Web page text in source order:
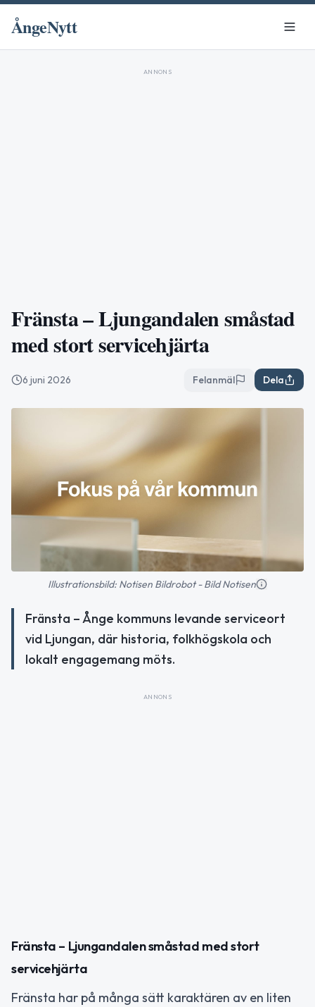
ÅngeNytt
ANNONS
Fränsta – Ljungandalen småstad
med stort servicehjärta
6 juni 2026 Felanmäl Dela
Illustrationsbild: Notisen Bildrobot - Bild Notisen
Fränsta – Ånge kommuns levande serviceort
vid Ljungan, där historia, folkhögskola och
lokalt engagemang möts.
ANNONS
Fränsta – Ljungandalen småstad med stort
servicehjärta
Fränsta har på många sätt karaktären av en liten